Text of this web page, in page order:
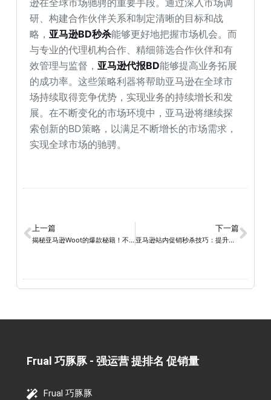
逊在全球市场驰骋的重要手段。通过深入市场调
研、构建合作伙伴关系和制定清晰的目标和战
略，亚马逊BD秒杀能够更好地把握市场机会。而
与专业的代理机构合作、精细筛选合作伙伴和有
效管理与监督，亚马逊代报BD能够提高业务拓展
的成功率。这些策略利器将帮助亚马逊在全球市
场持续取得竞争优势，实现业务的持续增长和发
展。在不断变化的市场环境中，亚马逊将继续探
索创新的BD策略，以满足不断增长的市场需求，
实现全球市场的驰骋。
上一篇
揭秘亚马逊Woot的爆款秘籍！不满足这些条件等于亏大了
下一篇
亚马逊站内促销秒杀技巧：提升销售效果的实操指南
Frual 巧豚豚 - 强运营 提排名 促销量​
Frual 巧豚豚